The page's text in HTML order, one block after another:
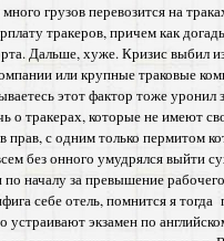
грузов перевозится на
тракеров, причем как
Дальше, хуже. Кризис выбил
или крупные траковые
этот фактор тоже
о тракерах, которые не имеют
с одним только пермитом
без онного умудрялся выйти
началу за превышение
себе отель, помнится я
экзамен по